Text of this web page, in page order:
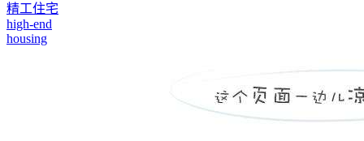
精工住宅
high-end
housing